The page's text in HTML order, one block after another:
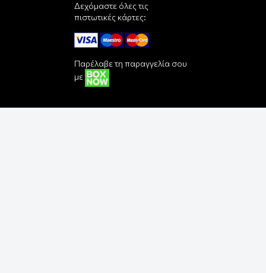
Δεχόμαστε όλες τις
πιστωτικές κάρτες:
Παρέλαβε τη παραγγελία σου
με